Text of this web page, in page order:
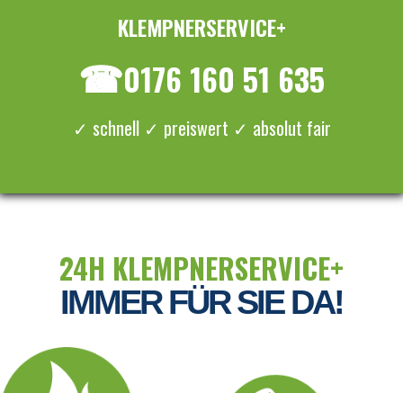
KLEMPNERSERVICE+
☎0176 160 51 635
✓ schnell ✓ preiswert ✓ absolut fair
24H KLEMPNERSERVICE+
IMMER FÜR SIE DA!